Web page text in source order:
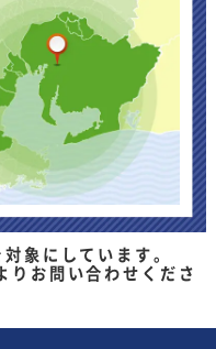
象にしています。
りお問い合わせくださ